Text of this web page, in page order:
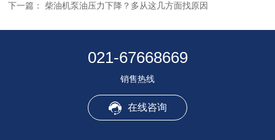
下一篇： 柴油机泵油压力下降？多从这几方面找原因
021-67668669
销售热线
在线咨询